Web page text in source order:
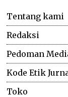
Tentang kami
Redaksi
Pedoman
Kode Etik
Toko